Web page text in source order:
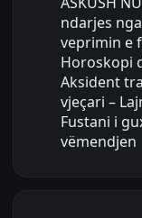
ndarjes
veprimin e
Horoskopi
Aksident
vjeçari –
Fustani i
vëmendjen